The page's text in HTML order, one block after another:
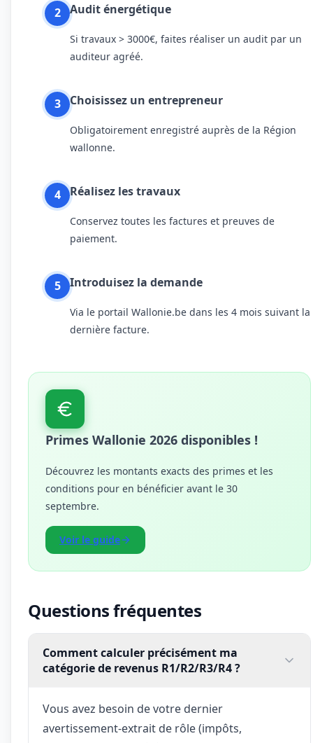
2 Audit énergétique
Si travaux > 3000€, faites réaliser un audit par un
auditeur agréé.
3 Choisissez un entrepreneur
Obligatoirement enregistré auprès de la Région
wallonne.
4 Réalisez les travaux
Conservez toutes les factures et preuves de
paiement.
5 Introduisez la demande
Via le portail Wallonie.be dans les 4 mois suivant la
dernière facture.
Primes Wallonie 2026 disponibles !
Découvrez les montants exacts des primes et les
conditions pour en bénéficier avant le 30
septembre.
Voir le guide
Questions fréquentes
Comment calculer précisément ma
catégorie de revenus R1/R2/R3/R4 ?
Vous avez besoin de votre dernier
avertissement-extrait de rôle (impôts,